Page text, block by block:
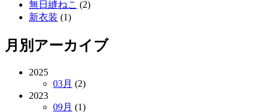
無日縫ねこ (2)
新衣装 (1)
月別アーカイブ
2025
03月 (2)
2023
09月 (1)